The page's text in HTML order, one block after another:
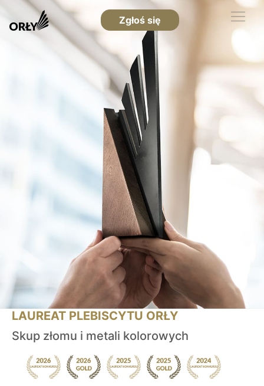
Zgłoś się
LAUREAT PLEBISCYTU ORŁY
Skup złomu i metali kolorowych